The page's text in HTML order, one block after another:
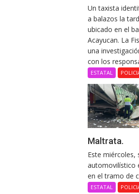
Un taxista
a balazos la
ubicado en el
Acayucan. La
una
con los
ESTATAL
Maltrata.
Este miércoles,
automovilístico
en el tramo de
ESTATAL